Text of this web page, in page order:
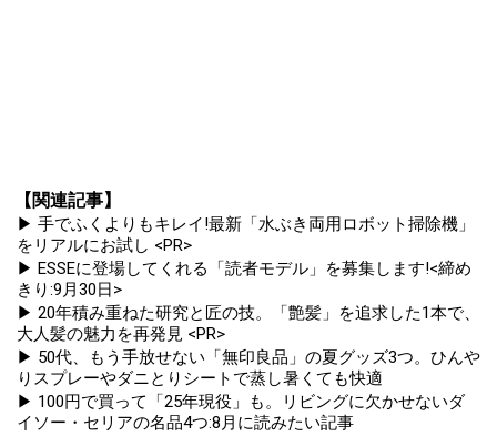
【関連記事】
▶ 手でふくよりもキレイ!最新「水ぶき両用ロボット掃除機」
をリアルにお試し <PR>
▶ ESSEに登場してくれる「読者モデル」を募集します!<締め
きり:9月30日>
▶ 20年積み重ねた研究と匠の技。「艶髪」を追求した1本で、
大人髪の魅力を再発見 <PR>
▶ 50代、もう手放せない「無印良品」の夏グッズ3つ。ひんや
りスプレーやダニとりシートで蒸し暑くても快適
▶ 100円で買って「25年現役」も。リビングに欠かせないダ
イソー・セリアの名品4つ:8月に読みたい記事